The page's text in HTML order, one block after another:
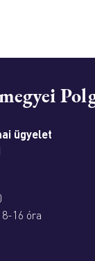
ügyelet
16 óra